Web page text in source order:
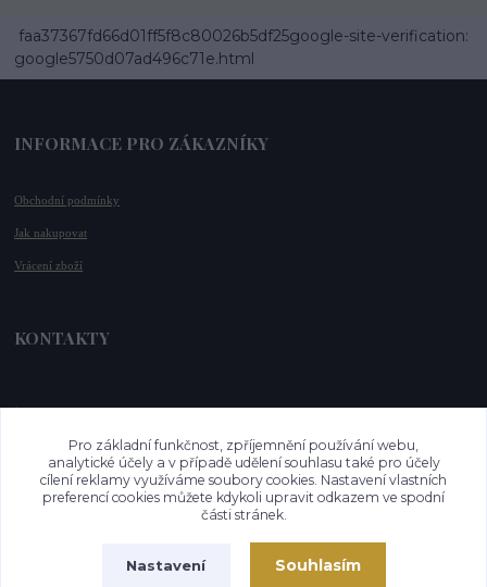
faa37367fd66d01ff5f8c80026b5df25google-site-verification:
google5750d07ad496c71e.html
INFORMACE PRO ZÁKAZNÍKY
Obchodní podmínky
Jak nakupovat
Vrácení zboží
KONTAKTY
📞 +420 732 779 508
www.vysnenekabelky.cz
Pro základní funkčnost, zpříjemnění používání webu,
analytické účely a v případě udělení souhlasu také pro účely
cílení reklamy využíváme soubory cookies. Nastavení vlastních
preferencí cookies můžete kdykoli upravit odkazem ve spodní
části stránek.
Nastavení Souhlasím